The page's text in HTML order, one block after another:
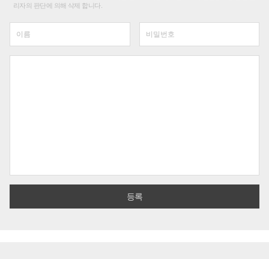
리자의 판단에 의해 삭제 합니다.